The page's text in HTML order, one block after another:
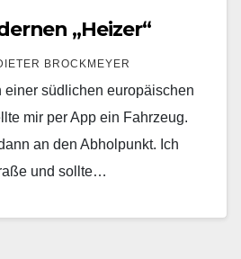
„Heizer“
BROCKMEYER
einer südlichen europäischen
mir per App ein Fahrzeug.
an den Abholpunkt. Ich
und sollte…